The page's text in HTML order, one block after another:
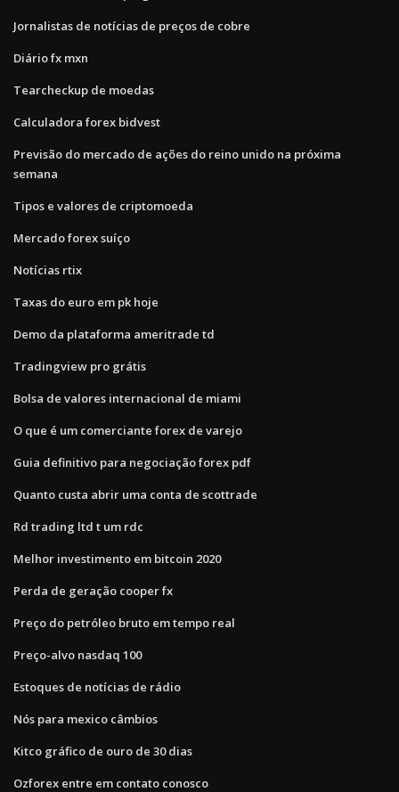
Jornalistas de notícias de preços de cobre
Diário fx mxn
Tearcheckup de moedas
Calculadora forex bidvest
Previsão do mercado de ações do reino unido na próxima
semana
Tipos e valores de criptomoeda
Mercado forex suíço
Notícias rtix
Taxas do euro em pk hoje
Demo da plataforma ameritrade td
Tradingview pro grátis
Bolsa de valores internacional de miami
O que é um comerciante forex de varejo
Guia definitivo para negociação forex pdf
Quanto custa abrir uma conta de scottrade
Rd trading ltd t um rdc
Melhor investimento em bitcoin 2020
Perda de geração cooper fx
Preço do petróleo bruto em tempo real
Preço-alvo nasdaq 100
Estoques de notícias de rádio
Nós para mexico câmbios
Kitco gráfico de ouro de 30 dias
Ozforex entre em contato conosco